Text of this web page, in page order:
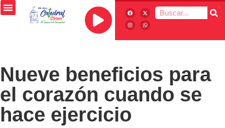
Nueve beneficios para
el corazón cuando se
hace ejercicio